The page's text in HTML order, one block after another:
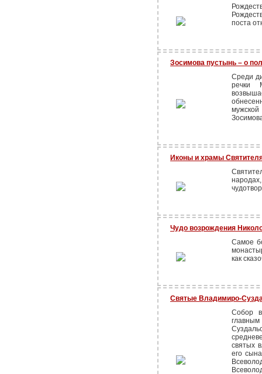
поста
Зосимова пустынь – о
Среди
речки
Иконы и храмы
Чудо возрождения
Самое
как
Святые Владимиро-
Собор
святых
его